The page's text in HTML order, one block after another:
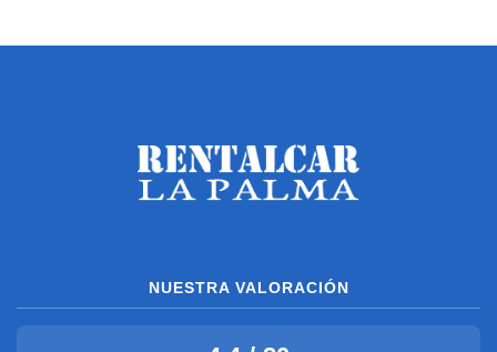
NUESTRA VALORACIÓN